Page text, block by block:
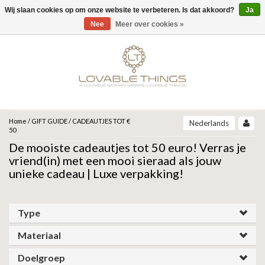
Menu
ZINZI
MIAB
SPARKLING JEWELS
ANIA HAIE
GATZ
COLLECTIONS
CORE | SS26
GRAVITY | SS26
BEAT | SS26
ROOTS | SS26
SER INVENCIBLE| FW25
SER MAJESTUOSA | FW25
SER ORIGINAL | SS25
SER CAMALEONICA | SS25
SER EXPRESIVA | SS25
ARMBAND
RING
KETTING
ARMBANDEN
KETTINGEN
OORBELLEN
RINGEN
GIFT GUIDE
SALE
Home / GIFT GUIDE/ CADEAUTJES TOT €
50
Nederlands
De mooiste cadeautjes tot 50 euro! Verras je
vriend(in) met een mooi sieraad als jouw
unieke cadeau | Luxe verpakking!
Type
Materiaal
Doelgroep
Wij slaan cookies op om onze website te verbeteren. Is dat akkoord?
Ja
Nee
Meer over cookies »